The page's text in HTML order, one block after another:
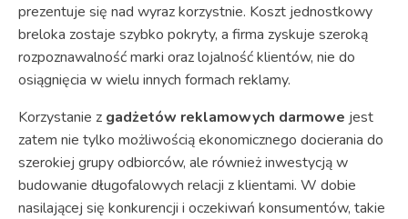
prezentuje się nad wyraz korzystnie. Koszt jednostkowy
breloka zostaje szybko pokryty, a firma zyskuje szeroką
rozpoznawalność marki oraz lojalność klientów, nie do
osiągnięcia w wielu innych formach reklamy.
Korzystanie z gadżetów reklamowych darmowe jest
zatem nie tylko możliwością ekonomicznego docierania do
szerokiej grupy odbiorców, ale również inwestycją w
budowanie długofalowych relacji z klientami. W dobie
nasilającej się konkurencji i oczekiwań konsumentów, takie